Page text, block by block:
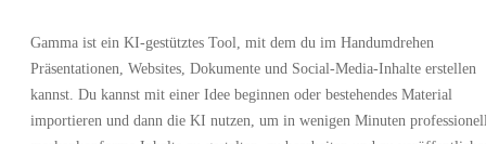
Gamma ist ein KI-gestütztes Tool, mit dem du im Handumdrehen
Präsentationen, Websites, Dokumente und Social-Media-Inhalte erstellen
kannst. Du kannst mit einer Idee beginnen oder bestehendes Material
importieren und dann die KI nutzen, um in wenigen Minuten